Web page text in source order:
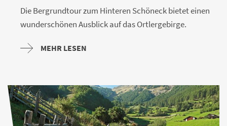
Die Bergrundtour zum Hinteren Schöneck bietet einen
wunderschönen Ausblick auf das Ortlergebirge.
MEHR LESEN